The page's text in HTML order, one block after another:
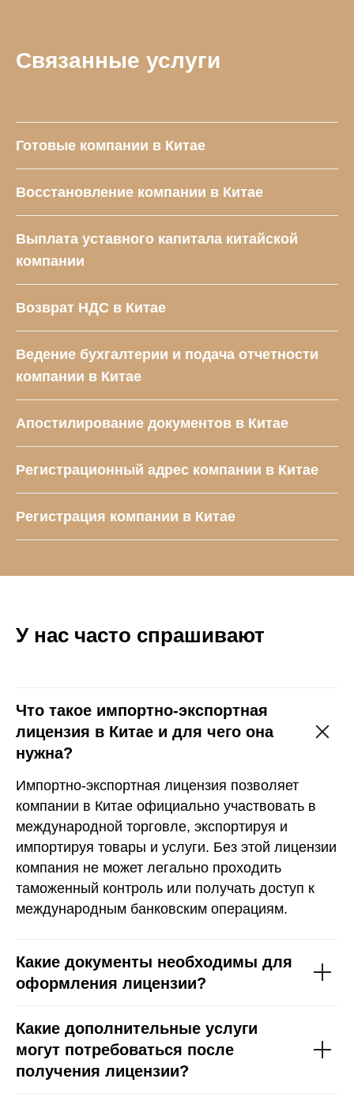
Связанные услуги
Готовые компании в Китае
Восстановление компании в Китае
Выплата уставного капитала китайской
компании
Возврат НДС в Китае
Ведение бухгалтерии и подача отчетности
компании в Китае
Апостилирование документов в Китае
Регистрационный адрес компании в Китае
Регистрация компании в Китае
У нас часто спрашивают
Что такое импортно-экспортная
лицензия в Китае и для чего она
нужна?
Импортно-экспортная лицензия позволяет
компании в Китае официально участвовать в
международной торговле, экспортируя и
импортируя товары и услуги. Без этой лицензии
компания не может легально проходить
таможенный контроль или получать доступ к
международным банковским операциям.
Какие документы необходимы для
оформления лицензии?
Какие дополнительные услуги
могут потребоваться после
получения лицензии?